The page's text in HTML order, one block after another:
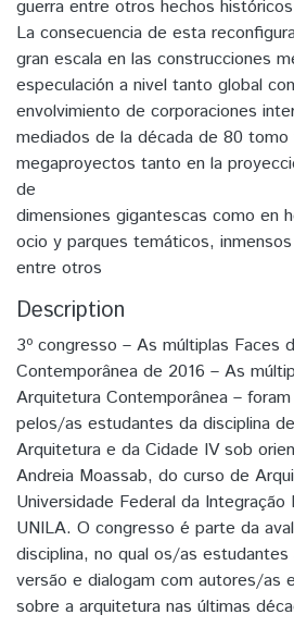
guerra entre otros hechos
La consecuencia de esta
gran escala en las construcciones
especulación a nivel tanto global
envolvimiento de corporaciones
mediados de la década de 80
megaproyectos tanto en la
de
dimensiones gigantescas como en
ocio y parques temáticos,
entre otros
Description
3º congresso – As múltiplas Faces
Contemporânea de 2016 – As
Arquitetura Contemporânea –
pelos/as estudantes da disciplina
Arquitetura e da Cidade IV sob
Andreia Moassab, do curso de
Universidade Federal da Integração
UNILA. O congresso é parte da
disciplina, no qual os/as
versão e dialogam com autores/as
sobre a arquitetura nas últimas